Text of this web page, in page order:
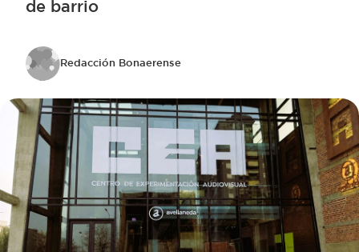
de barrio
Redacción Bonaerense